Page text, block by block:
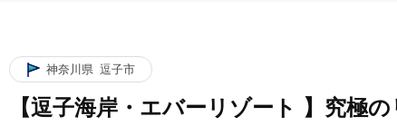
神奈川県 逗子市
【逗子海岸・エバーリゾート 】究極